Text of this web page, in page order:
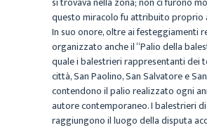
questo miracolo fu attribuito proprio
In suo onore, oltre ai festeggiamenti
organizzato anche il “Palio della
quale i balestrieri rappresentanti dei
città, San Paolino, San Salvatore e
contendono il palio realizzato ogni
autore contemporaneo. I balestrieri
raggiungono il luogo della disputa